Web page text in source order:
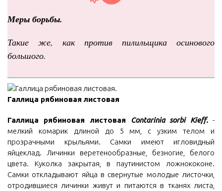
Меры борьбы.
Такие же, как против пилильщика осинового
большого.
Галлица рябиновая листовая
Галлица рябиновая листовая Contarinia sorbi Kieff.-
мелкий комарик длиной до 5 мм, с узким телом и
прозрачными крыльями. Самки имеют игловидный
яйцеклад. Личинки веретенообразные, безногие, белого
цвета. Куколка закрытая, в паутинистом ложнококоне.
Самки откладывают яйца в свернутые молодые листочки,
отродившиеся личинки живут и питаются в тканях листа,